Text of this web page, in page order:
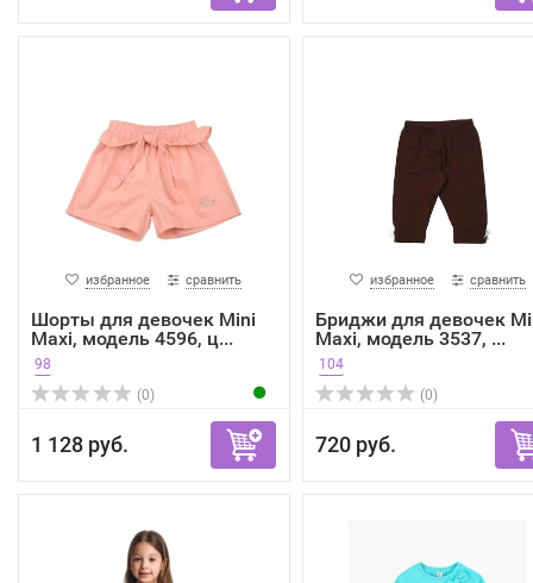
избранное сравнить
Шорты для девочек Mini
Maxi, модель 4596, ц...
98
(0)
1 128 руб.
избранное сравнить
Бриджи для девочек
Maxi, модель 3537, ...
104
(0)
720 руб.